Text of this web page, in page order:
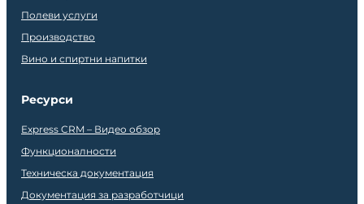
Полеви услуги
Производство
Вино и спиртни напитки
Ресурси
Express CRM – Видео обзор
Функционалности
Техническа документация
Документация за разработчици